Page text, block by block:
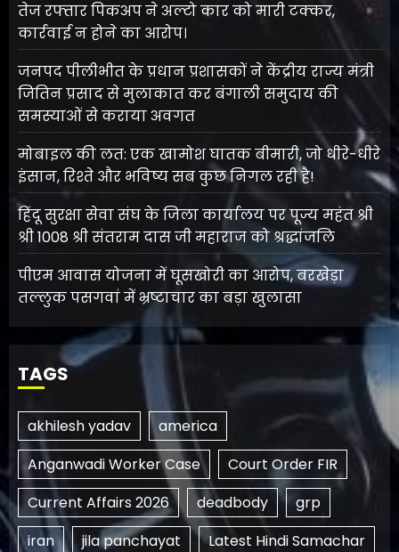
तेज रफ्तार पिकअप ने अल्टो कार को मारी टक्कर,
कार्रवाई न होने का आरोप।
जनपद पीलीभीत के प्रधान प्रशासकों ने केंद्रीय राज्य मंत्री
जितिन प्रसाद से मुलाकात कर बंगाली समुदाय की
समस्याओं से कराया अवगत
मोबाइल की लत: एक खामोश घातक बीमारी, जो धीरे-धीरे
इंसान, रिश्ते और भविष्य सब कुछ निगल रही है!
हिंदू सुरक्षा सेवा संघ के जिला कार्यालय पर पूज्य महंत श्री
श्री 1008 श्री संतराम दास जी महाराज को श्रद्धांजलि
पीएम आवास योजना में घूसखोरी का आरोप, बरखेड़ा
तल्लुक पसगवां में भ्रष्टाचार का बड़ा खुलासा
TAGS
akhilesh yadav
america
Anganwadi Worker Case
Court Order FIR
Current Affairs 2026
deadbody
grp
iran
jila panchayat
Latest Hindi Samachar